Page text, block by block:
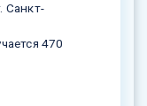
Санкт-
470